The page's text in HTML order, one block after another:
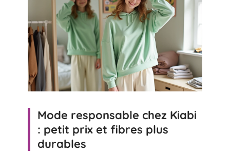
Mode responsable chez Kiabi
: petit prix et fibres plus
durables